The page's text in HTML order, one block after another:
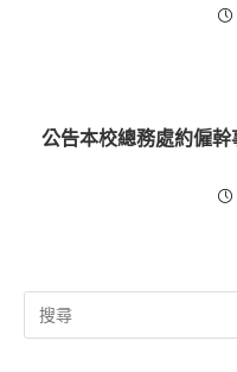
公告本校總務處約僱
Search
for: